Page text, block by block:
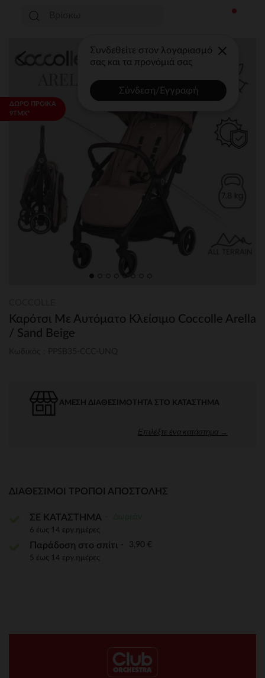
Συνδεθείτε στον λογαριασμό
σας και τα προνόμιά σας
Σύνδεση/Εγγραφή
ΔΩΡΟ ΠΡΟΙΚΑ
9ΤΜΧ*
Καρότσι Με Αυτόματο Κλείσιμο Coccolle Arella
/ Sand Beige
ΆΜΕΣΗ ΔΙΑΘΕΣΙΜΌΤΗΤΑ ΣΤΟ ΚΑΤΆΣΤΗΜΑ
Επιλέξτε ένα κατάστημα →
ΔΙΑΘΈΣΙΜΟΙ ΤΡΌΠΟΙ ΑΠΟΣΤΟΛΉΣ
ΣΕ ΚΑΤΑΣΤΗΜΑ
6 έως 14 εργ.ημέρες
Παράδοση στο σπίτι 3,90 €
5 έως 14 εργ.ημέρες